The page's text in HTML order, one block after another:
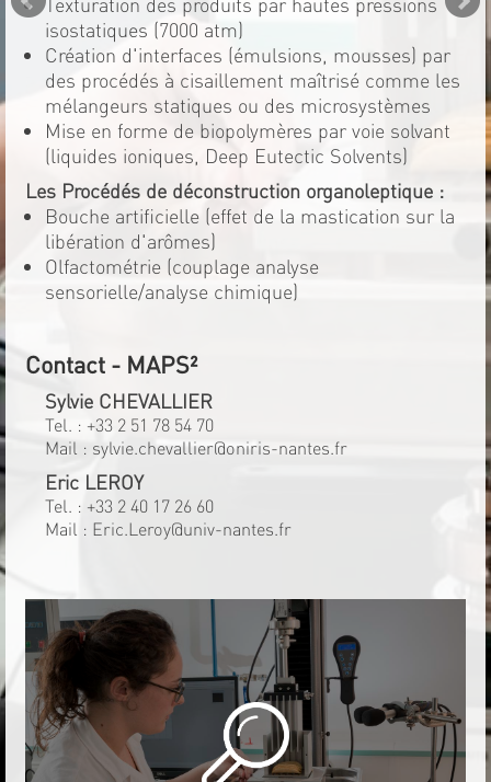
isostatiques (7000 atm)
Création d'interfaces (émulsions, mousses) par
des procédés à cisaillement maîtrisé comme les
mélangeurs statiques ou des microsystèmes
Mise en forme de biopolymères par voie solvant
(liquides ioniques, Deep Eutectic Solvents)
Les Procédés de déconstruction organoleptique :
Bouche artificielle (effet de la mastication sur la
libération d'arômes)
Olfactométrie (couplage analyse
sensorielle/analyse chimique)
Contact - MAPS²
Sylvie CHEVALLIER
Tel. : +33 2 51 78 54 70
Mail : sylvie.chevallier@oniris-nantes.fr
Eric LEROY
Tel. : +33 2 40 17 26 60
Mail : Eric.Leroy@univ-nantes.fr